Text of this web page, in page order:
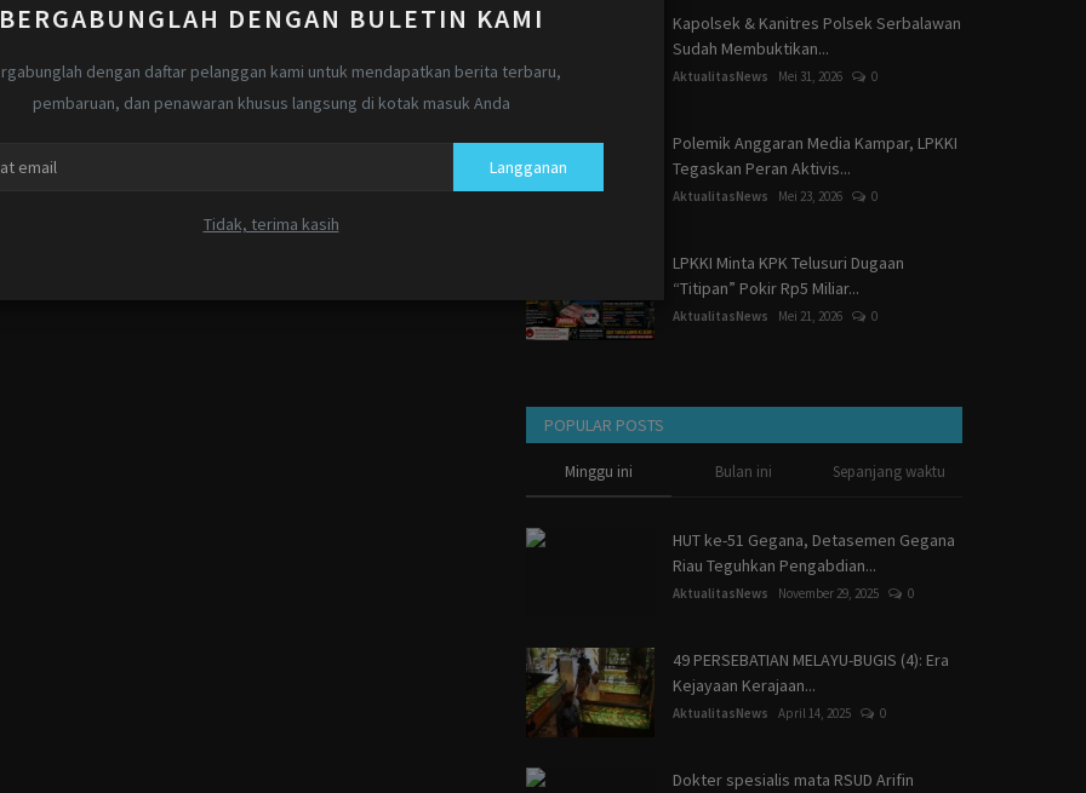
DENGAN BULETIN KAMI
dengan daftar pelanggan kami untuk mendapatkan berita terbaru,
pembaruan, dan penawaran khusus langsung di kotak masuk Anda
Langganan
Tidak, terima kasih
Kapolsek & Kanitres Polsek Serbalawan
Sudah Membuktikan...
AktualitasNews Mei 31, 2026 0
Polemik Anggaran Media Kampar, LPKKI
Tegaskan Peran Aktivis...
AktualitasNews Mei 23, 2026 0
LPKKI Minta KPK Telusuri Dugaan
“Titipan” Pokir Rp5 Miliar...
AktualitasNews Mei 21, 2026 0
POPULAR POSTS
Minggu ini Bulan ini Sepanjang waktu
HUT ke-51 Gegana, Detasemen Gegana
Riau Teguhkan Pengabdian...
AktualitasNews November 29, 2025 0
49 PERSEBATIAN MELAYU-BUGIS (4): Era
Kejayaan Kerajaan...
AktualitasNews April 14, 2025 0
Dokter spesialis mata RSUD Arifin